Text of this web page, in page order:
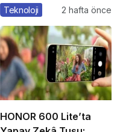
Teknoloji 2 hafta önce
HONOR 600 Lite’ta